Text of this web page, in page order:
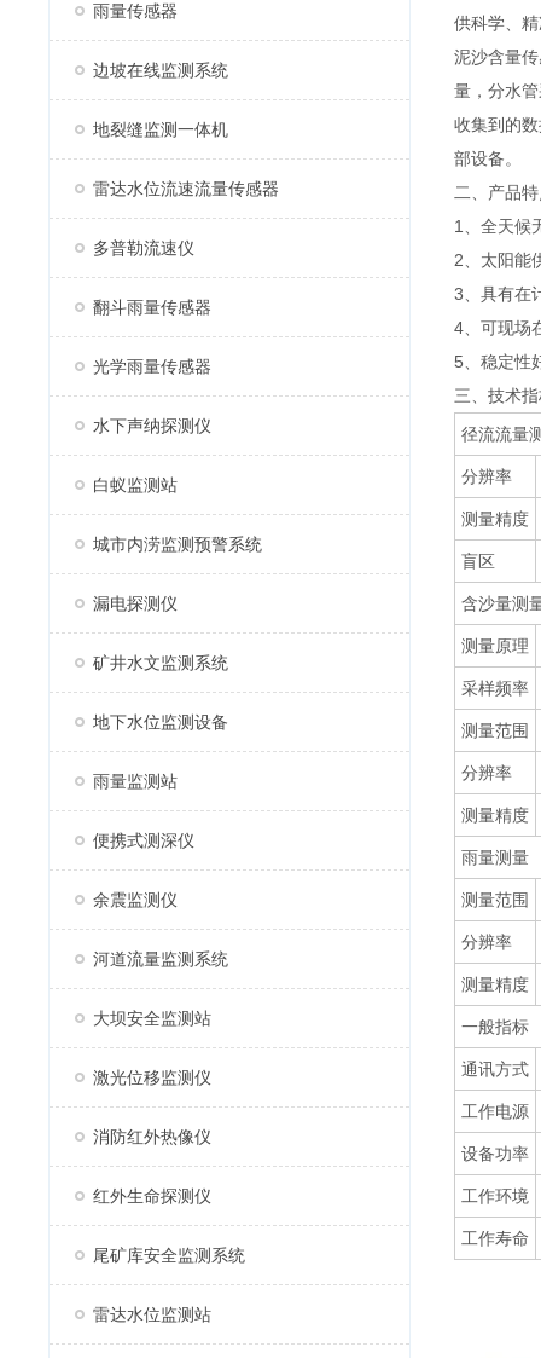
雨量传感器
边坡在线监测系统
地裂缝监测一体机
雷达水位流速流量传感器
多普勒流速仪
翻斗雨量传感器
光学雨量传感器
水下声纳探测仪
白蚁监测站
城市内涝监测预警系统
漏电探测仪
矿井水文监测系统
地下水位监测设备
雨量监测站
便携式测深仪
余震监测仪
河道流量监测系统
大坝安全监测站
激光位移监测仪
消防红外热像仪
红外生命探测仪
尾矿库安全监测系统
雷达水位监测站
供科学、
泥沙含量
量，分水
收集到的
部设备。
二、产品
1、全天候
2、太阳能
3、具有在
4、可现场
5、稳定性
三、技术
径流流量
分辨率
测量精度
盲区
含沙量测
测量原理
采样频率
测量范围
分辨率
测量精度
雨量测量
测量范围
分辨率
测量精度
一般指标
通讯方式
工作电源
设备功率
工作环境
工作寿命